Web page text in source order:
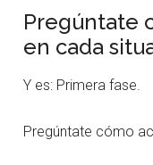
Pregúntate
en cada
Y es: Primera fase.
Pregúntate cómo